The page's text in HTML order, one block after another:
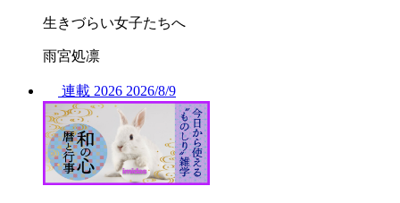
生きづらい女子たちへ
雨宮処凛
連載 2026 2026/8/9